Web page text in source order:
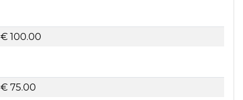
€ 100.00
€ 75.00